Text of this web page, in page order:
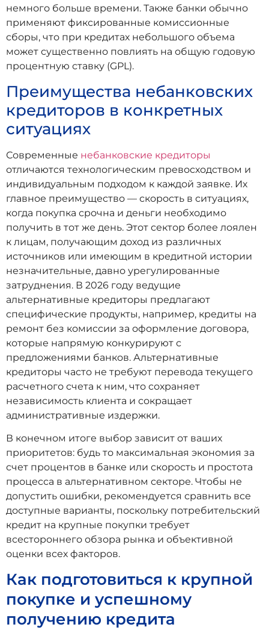
немного больше времени. Также банки обычно
применяют фиксированные комиссионные
сборы, что при кредитах небольшого объема
может существенно повлиять на общую годовую
процентную ставку (GPL).
Преимущества небанковских
кредиторов в конкретных
ситуациях
Современные небанковские кредиторы
отличаются технологическим превосходством и
индивидуальным подходом к каждой заявке. Их
главное преимущество — скорость в ситуациях,
когда покупка срочна и деньги необходимо
получить в тот же день. Этот сектор более лоялен
к лицам, получающим доход из различных
источников или имеющим в кредитной истории
незначительные, давно урегулированные
затруднения. В 2026 году ведущие
альтернативные кредиторы предлагают
специфические продукты, например, кредиты на
ремонт без комиссии за оформление договора,
которые напрямую конкурируют с
предложениями банков. Альтернативные
кредиторы часто не требуют перевода текущего
расчетного счета к ним, что сохраняет
независимость клиента и сокращает
административные издержки.
В конечном итоге выбор зависит от ваших
приоритетов: будь то максимальная экономия за
счет процентов в банке или скорость и простота
процесса в альтернативном секторе. Чтобы не
допустить ошибки, рекомендуется сравнить все
доступные варианты, поскольку потребительский
кредит на крупные покупки требует
всестороннего обзора рынка и объективной
оценки всех факторов.
Как подготовиться к крупной
покупке и успешному
получению кредита